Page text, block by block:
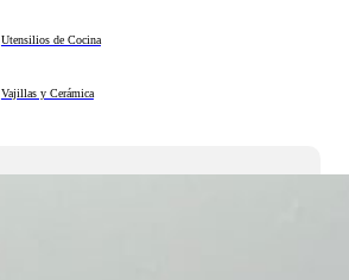
Utensilios de Cocina
Vajillas y Cerámica